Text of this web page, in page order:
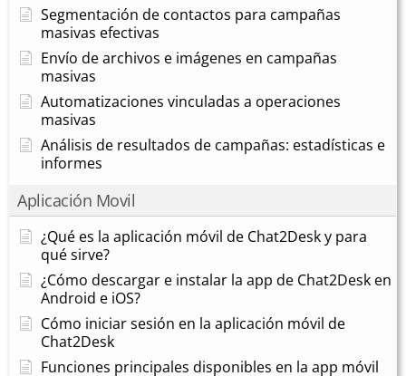
Segmentación de contactos para campañas
masivas efectivas
Envío de archivos e imágenes en campañas
masivas
Automatizaciones vinculadas a operaciones
masivas
Análisis de resultados de campañas: estadísticas e
informes
Aplicación Movil
¿Qué es la aplicación móvil de Chat2Desk y para
qué sirve?
¿Cómo descargar e instalar la app de Chat2Desk en
Android e iOS?
Cómo iniciar sesión en la aplicación móvil de
Chat2Desk
Funciones principales disponibles en la app móvil